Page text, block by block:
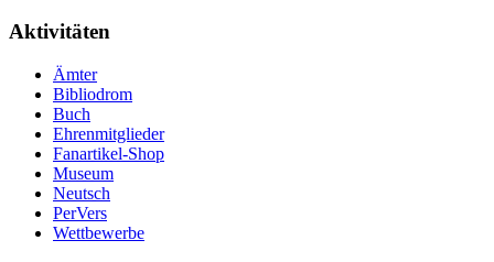
Aktivitäten
Ämter
Bibliodrom
Buch
Ehrenmitglieder
Fanartikel-Shop
Museum
Neutsch
PerVers
Wettbewerbe